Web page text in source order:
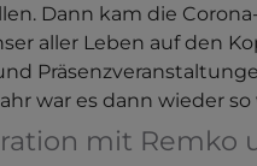
Dann kam die
aller Leben auf den
war es dann wieder so
mit Remko